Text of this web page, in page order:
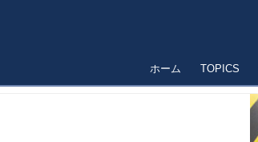
ホーム TOPICS